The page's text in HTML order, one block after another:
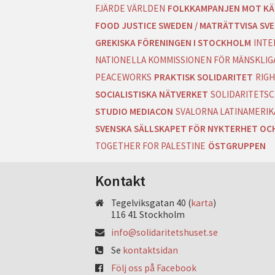
FJÄRDE VÄRLDEN FOLKKAMPANJEN MOT
FOOD JUSTICE SWEDEN / MATRÄTTVISA
GREKISKA FÖRENINGEN I STOCKHOLM
NATIONELLA KOMMISSIONEN FÖR
PEACEWORKS PRAKTISK SOLIDARITET
SOCIALISTISKA NÄTVERKET
STUDIO MEDIACON SVALORNA
SVENSKA SÄLLSKAPET FÖR NYKTERHET
TOGETHER FOR PALESTINE ÖSTGRUPPEN
Kontakt
Tegelviksgatan 40 (karta)
116 41 Stockholm
info@solidaritetshuset.se
Se kontaktsidan
Följ oss på Facebook